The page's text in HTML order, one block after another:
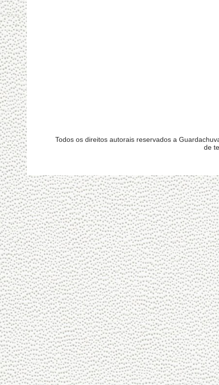
Todos os direitos autorais reservados a
de